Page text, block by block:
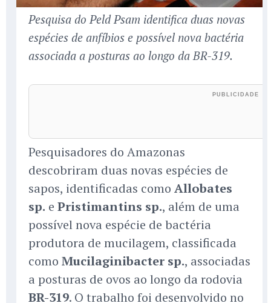
Pesquisa do Peld Psam identifica duas novas
espécies de anfíbios e possível nova bactéria
associada a posturas ao longo da BR-319.
Pesquisadores do Amazonas
descobriram duas novas espécies de
sapos, identificadas como Allobates
sp. e Pristimantins sp., além de uma
possível nova espécie de bactéria
produtora de mucilagem, classificada
como Mucilaginibacter sp., associadas
a posturas de ovos ao longo da rodovia
BR-319. O trabalho foi desenvolvido no